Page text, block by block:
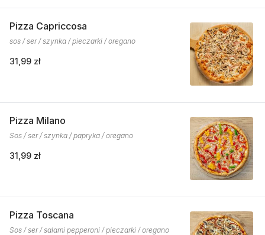
Pizza Capriccosa
sos / ser / szynka / pieczarki / oregano
31,99 zł
Pizza Milano
Sos / ser / szynka / papryka / oregano
31,99 zł
Pizza Toscana
Sos / ser / salami pepperoni / pieczarki / oregano